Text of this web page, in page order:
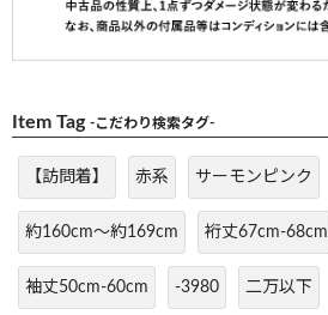
Item Tag -こだわり検索タグ-
【訪問着】 赤系 サーモンピンク
約160cm～約169cm 裄丈67cm-68cm
袖丈50cm-60cm -3980 二万以下